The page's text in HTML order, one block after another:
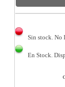
Sin stock. No
En Stock.